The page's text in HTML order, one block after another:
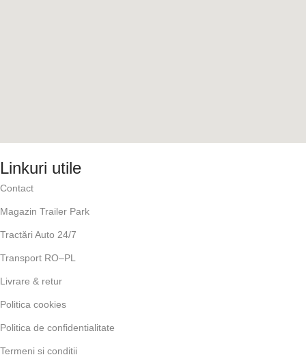
Linkuri utile
Contact
Magazin Trailer Park
Tractări Auto 24/7
Transport RO–PL
Livrare & retur
Politica cookies
Politica de confidentialitate
Termeni si conditii